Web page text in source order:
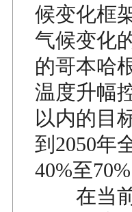
候变化框
气候变化
的哥本哈
温度升幅
以内的目
到2050年
40%至70%
在当前